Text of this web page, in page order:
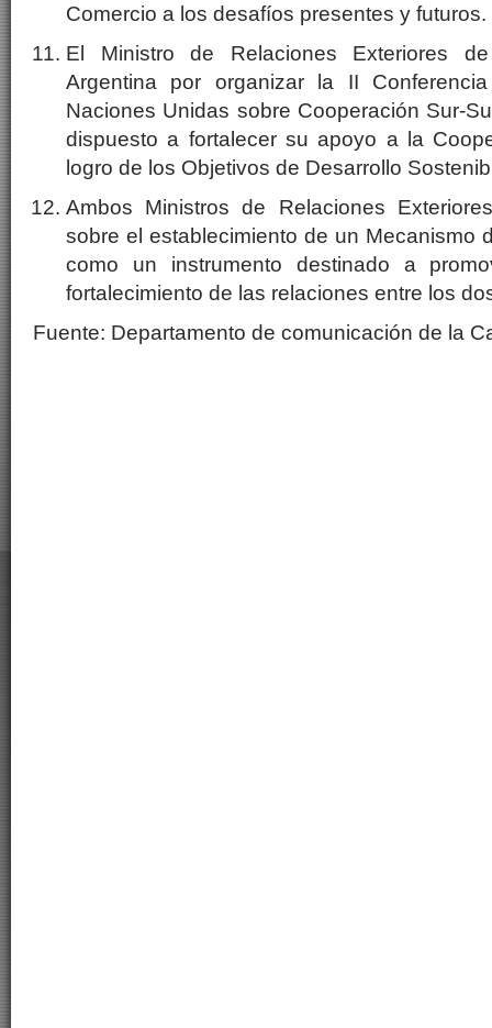
Comercio a los desafíos presentes y futuros.
El Ministro de Relaciones Exteriores
Argentina por organizar la II
Naciones Unidas sobre Cooperación Sur-
dispuesto a fortalecer su apoyo a la
logro de los Objetivos de Desarrollo
Ambos Ministros de Relaciones
sobre el establecimiento de un Mecanismo
como un instrumento destinado a
fortalecimiento de las relaciones entre los
Fuente: Departamento de comunicación de la